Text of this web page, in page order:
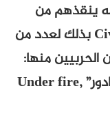
ينقذهم من
القتل، وينضم “حرب أهلية” Civil War بذلك لعدد من
الحربيين منها:
“حقوق القتل” و”تحت النار” و”السلفادور” Under fire,